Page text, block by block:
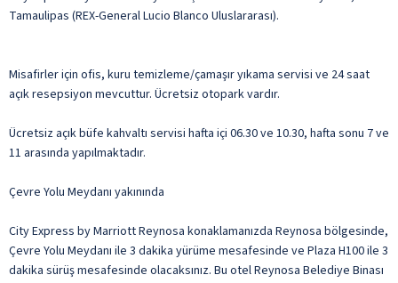
Tamaulipas (REX-General Lucio Blanco Uluslararası).
Misafirler için ofis, kuru temizleme/çamaşır yıkama servisi ve 24 saat
açık resepsiyon mevcuttur. Ücretsiz otopark vardır.
Ücretsiz açık büfe kahvaltı servisi hafta içi 06.30 ve 10.30, hafta sonu 7 ve
11 arasında yapılmaktadır.
Çevre Yolu Meydanı yakınında
City Express by Marriott Reynosa konaklamanızda Reynosa bölgesinde,
Çevre Yolu Meydanı ile 3 dakika yürüme mesafesinde ve Plaza H100 ile 3
dakika sürüş mesafesinde olacaksınız. Bu otel Reynosa Belediye Binası